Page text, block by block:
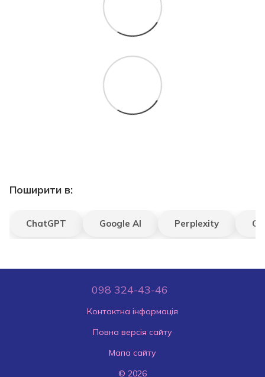
Поширити в:
ChatGPT Google AI Perplexity
098 324-43-46
Контактна інформація
Повна версія сайту
Мапа сайту
© 2026